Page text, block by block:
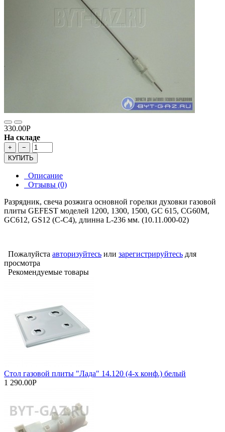
330.00Р
На складе
+
−
КУПИТЬ
Описание
Отзывы (0)
Разрядник, свеча розжига основной горелки духовки газовой
плиты GEFEST моделей 1200, 1300, 1500, GC 615, CG60M,
GC612, GS12 (С-С4), длинна L-236 мм. (10.11.000-02)
Пожалуйста авторизуйтесь или зарегистрируйтесь для
просмотра
Рекомендуемые товары
Стол газовой плиты "Лада" 14.120 (4-х конф.) белый
1 290.00Р